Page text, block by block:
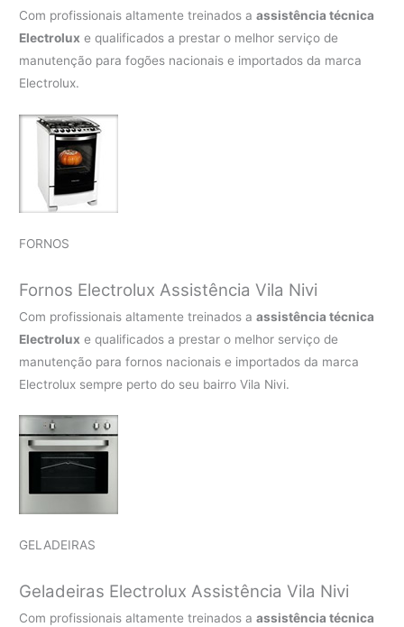
Com profissionais altamente treinados aassistência técnica
Electrolux e qualificados a prestar o melhor serviço de
manutenção para fogões nacionais e importados da marca
Electrolux.
FORNOS
Fornos Electrolux Assistência Vila Nivi
Com profissionais altamente treinados aassistência técnica
Electrolux e qualificados a prestar o melhor serviço de
manutenção para fornos nacionais e importados da marca
Electrolux sempre perto do seu bairro Vila Nivi.
GELADEIRAS
Geladeiras Electrolux Assistência Vila Nivi
Com profissionais altamente treinados aassistência técnica